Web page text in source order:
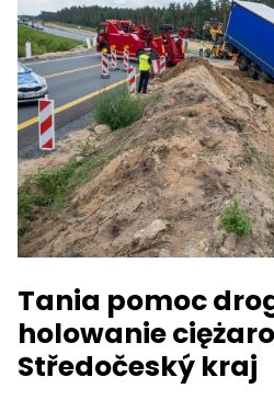
Tania pomoc
holowanie
Středočeský kraj